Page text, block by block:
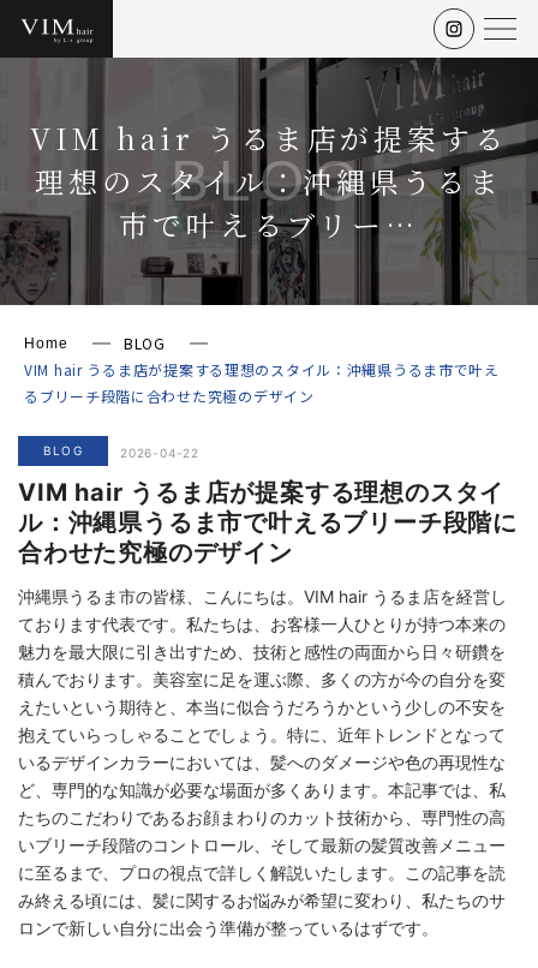
VIM hair うるま店が提案する
理想のスタイル：沖縄県うるま
市で叶えるブリー…
BLOG
Home
BLOG
VIM hair うるま店が提案する理想のスタイル：沖縄県うるま市で叶え
るブリーチ段階に合わせた究極のデザイン
BLOG 2026-04-22
VIM hair うるま店が提案する理想のスタイ
ル：沖縄県うるま市で叶えるブリーチ段階に
合わせた究極のデザイン
沖縄県うるま市の皆様、こんにちは。VIM hair うるま店を経営し
ております代表です。私たちは、お客様一人ひとりが持つ本来の
魅力を最大限に引き出すため、技術と感性の両面から日々研鑽を
積んでおります。美容室に足を運ぶ際、多くの方が今の自分を変
えたいという期待と、本当に似合うだろうかという少しの不安を
抱えていらっしゃることでしょう。特に、近年トレンドとなって
いるデザインカラーにおいては、髪へのダメージや色の再現性な
ど、専門的な知識が必要な場面が多くあります。本記事では、私
たちのこだわりであるお顔まわりのカット技術から、専門性の高
いブリーチ段階のコントロール、そして最新の髪質改善メニュー
に至るまで、プロの視点で詳しく解説いたします。この記事を読
み終える頃には、髪に関するお悩みが希望に変わり、私たちのサ
ロンで新しい自分に出会う準備が整っているはずです。